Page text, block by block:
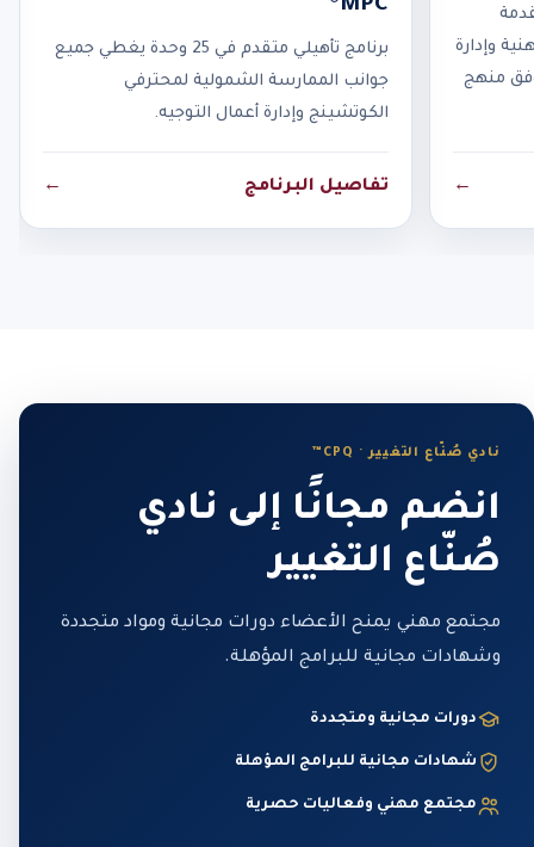
وإدارة
منهج
←
MPC®
برنامج تأهيلي متقدم في 25 وحدة يغطي جميع
جوانب الممارسة الشمولية لمحترفي
الكوتشينج وإدارة أعمال التوجيه.
تفاصيل البرنامج ←
نادي صُنّاع التغيير · CPQ™
انضم مجانًا إلى نادي
صُنّاع التغيير
مجتمع مهني يمنح الأعضاء دورات مجانية ومواد متجددة
وشهادات مجانية للبرامج المؤهلة.
دورات مجانية ومتجددة
شهادات مجانية للبرامج المؤهلة
مجتمع مهني وفعاليات حصرية